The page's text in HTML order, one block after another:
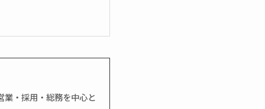
業・採用・総務を中心と